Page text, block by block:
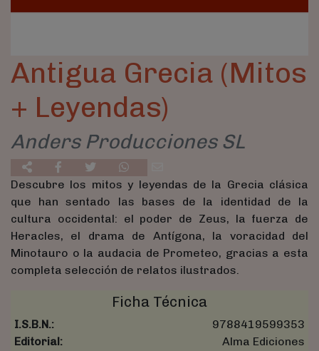
Antigua Grecia (Mitos
+ Leyendas)
Anders Producciones SL
Descubre los mitos y leyendas de la Grecia clásica
que han sentado las bases de la identidad de la
cultura occidental: el poder de Zeus, la fuerza de
Heracles, el drama de Antígona, la voracidad del
Minotauro o la audacia de Prometeo, gracias a esta
completa selección de relatos ilustrados.
Ficha Técnica
I.S.B.N.:
9788419599353
Editorial:
Alma Ediciones